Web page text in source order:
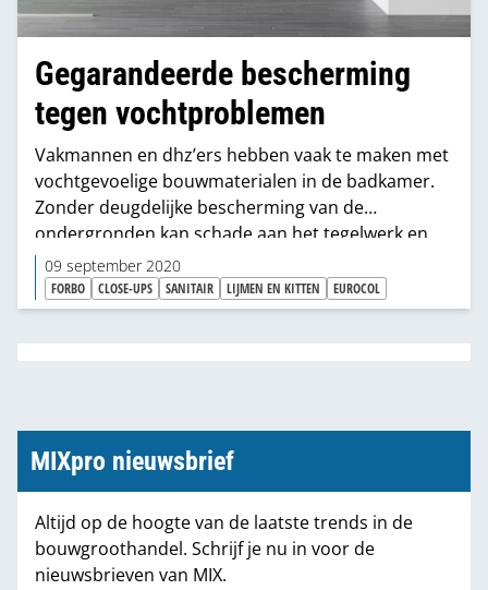
Gegarandeerde bescherming
tegen vochtproblemen
Vakmannen en dhz’ers hebben vaak te maken met
vochtgevoelige bouwmaterialen in de badkamer.
Zonder deugdelijke bescherming van de
ondergronden kan schade aan het tegelwerk en
aantasting door indringend vocht ontstaan. Om
dit tegen te gaan, ontwikkelde Forbo Eurocol het
Waterdicht Tegelwerk Systeem, dat inmiddels al
zo’n 35 jaar op de markt is.
09 september 2020
FORBO CLOSE-UPS SANITAIR LIJMEN EN KITTEN EUROCOL
MIXpro nieuwsbrief
Altijd op de hoogte van de laatste trends in de
bouwgroothandel. Schrijf je nu in voor de
nieuwsbrieven van MIX.